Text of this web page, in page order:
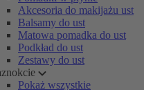
Akcesoria do makijażu ust
Balsamy do ust
Matowa pomadka do ust
Podkład do ust
Zestawy do ust
Pokaż wszystkie